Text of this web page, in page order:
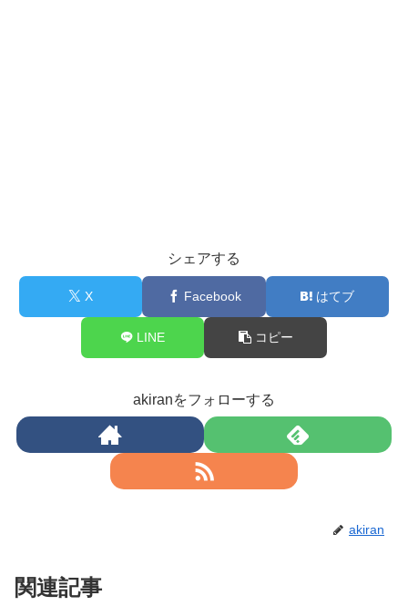
シェアする
X Facebook はてブ
LINE コピー
akiranをフォローする
akiran
関連記事